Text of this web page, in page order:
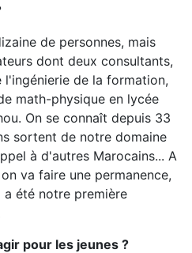
de personnes, mais
dont deux consultants,
de la formation,
math-physique en lycée
On se connaît depuis 33
sortent de notre domaine
à d'autres Marocains... A
va faire une permanence,
a été notre première
pour les jeunes ?